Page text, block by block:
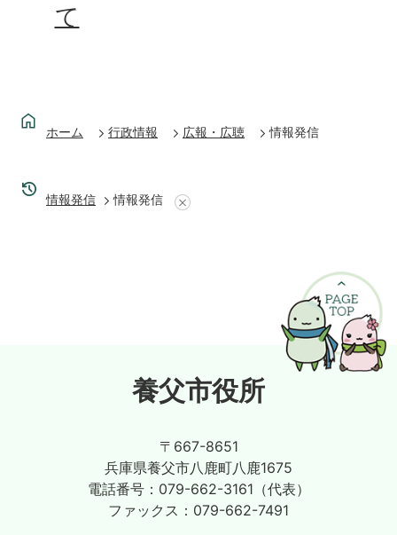
て
ホーム 行政情報 広報・広聴 情報発信
情報発信 情報発信
養父市役所
〒667-8651
兵庫県養父市八鹿町八鹿1675
電話番号： 079-662-3161（代表）
ファックス： 079-662-7491